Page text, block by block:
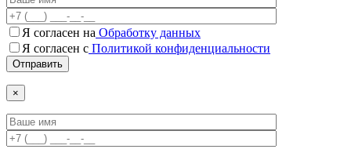
Я согласен на Обработку данных
Я согласен c Политикой конфиденциальности
×